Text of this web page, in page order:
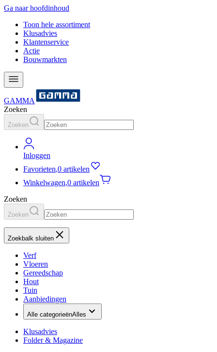
Ga naar hoofdinhoud
Toon hele assortiment
Klusadvies
Klantenservice
Actie
Bouwmarkten
GAMMA
Zoeken
Zoeken
Inloggen
Favorieten,0 artikelen
Winkelwagen,0 artikelen
Zoeken
Zoeken
Zoekbalk sluiten
Verf
Vloeren
Gereedschap
Hout
Tuin
Aanbiedingen
Alle categorieënAlles
Klusadvies
Folder & Magazine